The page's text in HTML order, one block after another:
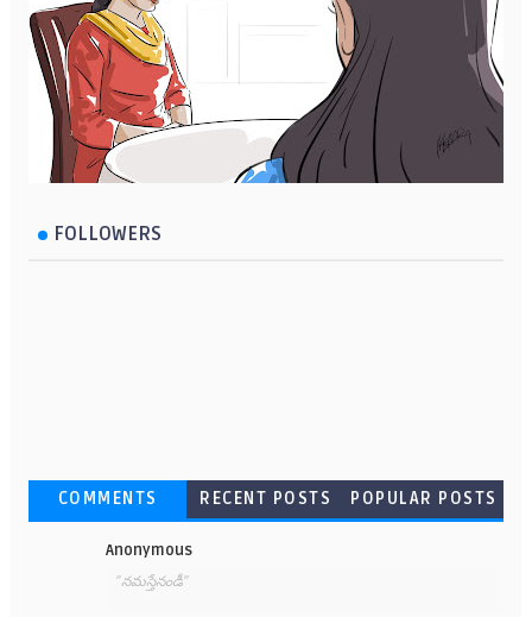
FOLLOWERS
COMMENTS RECENT POSTS POPULAR POSTS
Anonymous
"నమస్తేనండీ"